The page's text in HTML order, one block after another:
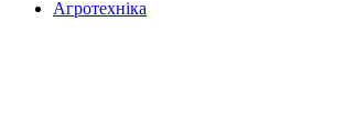
Агротехніка